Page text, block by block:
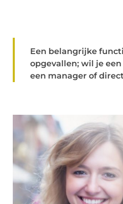
Een belangrijke
opgevallen; wil je
een manager of